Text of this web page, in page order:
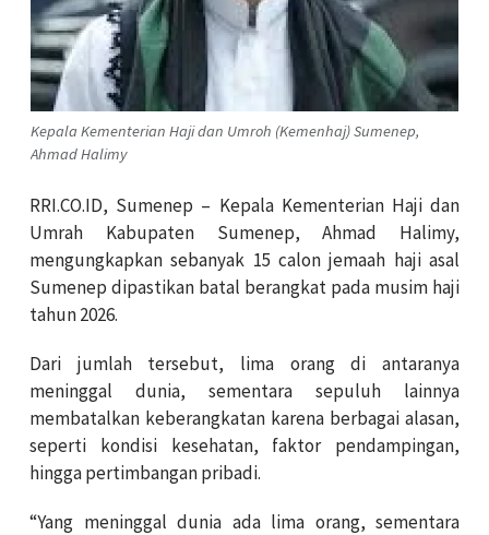
Kepala Kementerian Haji dan Umroh (Kemenhaj) Sumenep,
Ahmad Halimy
RRI.CO.ID, Sumenep – Kepala Kementerian Haji dan
Umrah Kabupaten Sumenep, Ahmad Halimy,
mengungkapkan sebanyak 15 calon jemaah haji asal
Sumenep dipastikan batal berangkat pada musim haji
tahun 2026.
Dari jumlah tersebut, lima orang di antaranya
meninggal dunia, sementara sepuluh lainnya
membatalkan keberangkatan karena berbagai alasan,
seperti kondisi kesehatan, faktor pendampingan,
hingga pertimbangan pribadi.
“Yang meninggal dunia ada lima orang, sementara